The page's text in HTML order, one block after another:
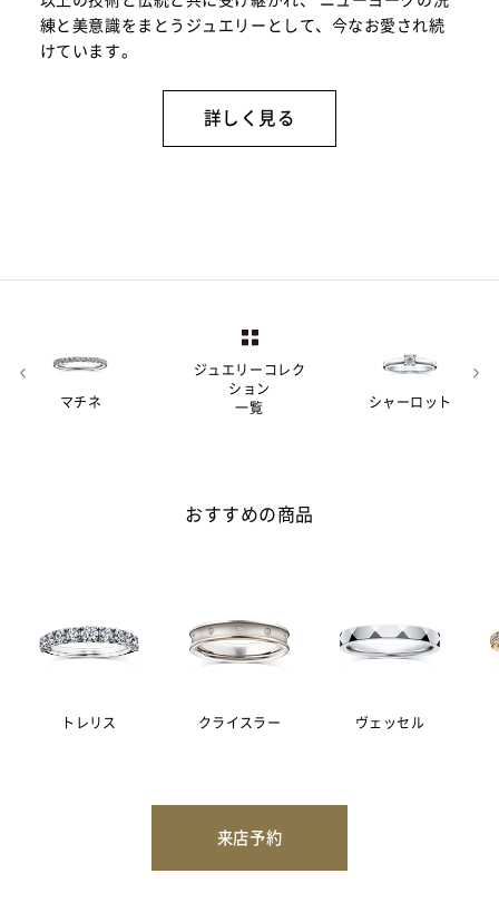
練と美意識をまとうジュエリーとして、今なお愛され続
けています。
詳しく見る
ジュエリーコレク
ション
一覧
マチネ シャーロット
おすすめの商品
トレリス クライスラー ヴェッセル
来店予約